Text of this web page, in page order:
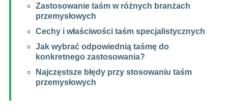
Zastosowanie taśm w różnych branżach
przemysłowych
Cechy i właściwości taśm specjalistycznych
Jak wybrać odpowiednią taśmę do
konkretnego zastosowania?
Najczęstsze błędy przy stosowaniu taśm
przemysłowych